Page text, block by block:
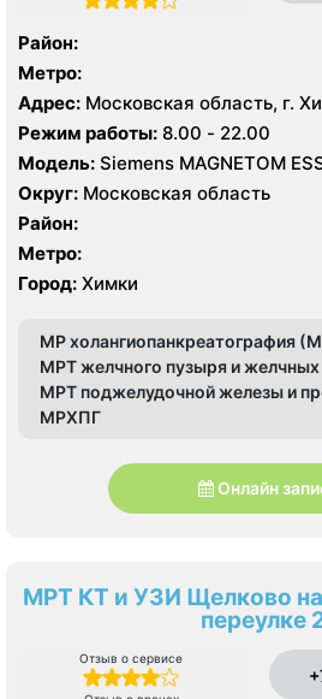
Район:
Метро:
Адрес: Московская область, г.
стр 1
Режим работы: 8.00 - 22.00
Модель: Siemens MAGNETOM
Siemens Healthineers 64 среза,
Округ: Московская область
Район:
Метро:
Город: Химки
МР холангиопанкреатография
МРТ желчного пузыря и желчных
МРТ поджелудочной железы и
МРХПГ
Онлайн
МРТ КТ и УЗИ Щелково
переулке
Отзыв о сервисе